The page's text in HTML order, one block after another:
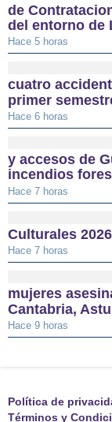
de
del entorno de
Hace 5 horas
cuatro
primer
Hace 6 horas
y accesos de
incendios
Hace 7 horas
Culturales 2026
Hace 7 horas
mujeres
Cantabria,
Hace 9 horas
Política de
Términos y